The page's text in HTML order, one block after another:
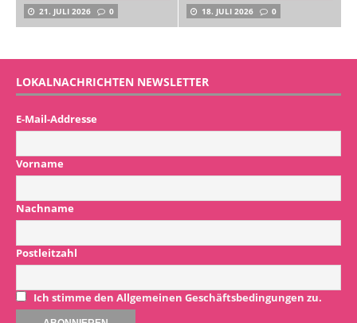
21. JULI 2026 0 18. JULI 2026 0
LOKALNACHRICHTEN NEWSLETTER
E-Mail-Addresse
Vorname
Nachname
Postleitzahl
Ich stimme den Allgemeinen Geschäftsbedingungen zu.